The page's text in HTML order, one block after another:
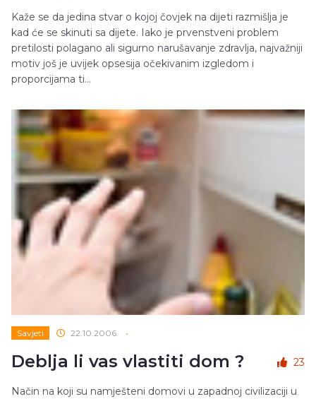
Kaže se da jedina stvar o kojoj čovjek na dijeti razmišlja je
kad će se skinuti sa dijete. Iako je prvenstveni problem
pretilosti polagano ali sigurno narušavanje zdravlja, najvažniji
motiv još je uvijek opsesija očekivanim izgledom i
proporcijama ti...
Savjeti 22.10.2006. •
Deblja li vas vlastiti dom ? 23
Način na koji su namješteni domovi u zapadnoj civilizaciji u